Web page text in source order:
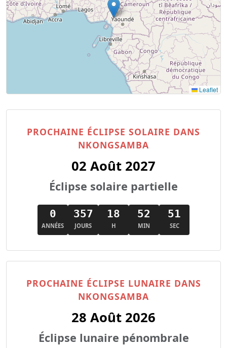
Leaflet
PROCHAINE ÉCLIPSE SOLAIRE DANS
NKONGSAMBA
02 Août 2027
Éclipse solaire partielle
0
ANNÉES
357
JOURS
18
H
52
MIN
50
SEC
PROCHAINE ÉCLIPSE LUNAIRE DANS
NKONGSAMBA
28 Août 2026
Éclipse lunaire pénombrale